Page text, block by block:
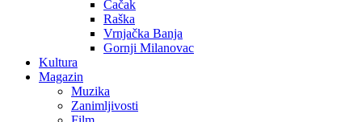
Čačak
Raška
Vrnjačka Banja
Gornji Milanovac
Kultura
Magazin
Muzika
Zanimljivosti